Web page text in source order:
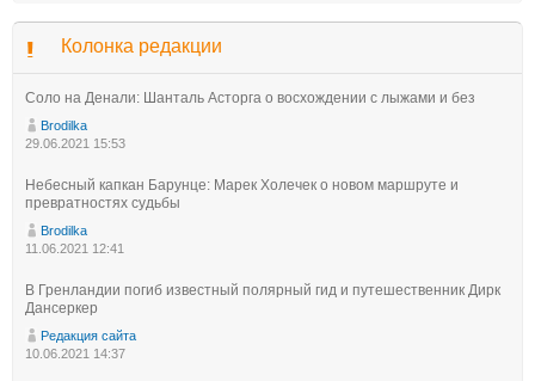
Колонка редакции
Соло на Денали: Шанталь Асторга о восхождении с лыжами и без
Brodilka
29.06.2021 15:53
Небесный капкан Барунце: Марек Холечек о новом маршруте и
превратностях судьбы
Brodilka
11.06.2021 12:41
В Гренландии погиб известный полярный гид и путешественник Дирк
Дансеркер
Редакция сайта
10.06.2021 14:37